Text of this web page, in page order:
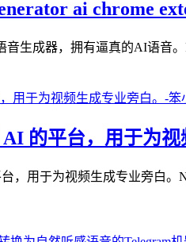
ai chrome
生成器，拥有逼真的AI语音
的平台，用于为视
，用于为视频生成专业旁白。